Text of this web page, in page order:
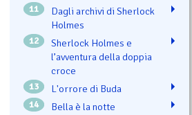
11
Dagli archivi di Sherlock
Holmes
12
Sherlock Holmes e
l’avventura della doppia
croce
13 L'orrore di Buda
14 Bella è la notte